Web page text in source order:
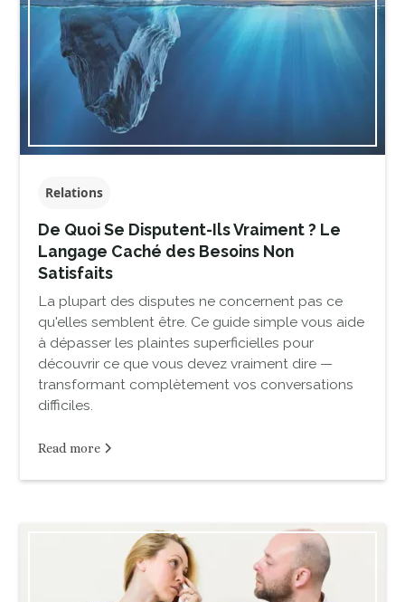
Relations
De Quoi Se Disputent-Ils Vraiment ? Le
Langage Caché des Besoins Non
Satisfaits
La plupart des disputes ne concernent pas ce
qu'elles semblent être. Ce guide simple vous aide
à dépasser les plaintes superficielles pour
découvrir ce que vous devez vraiment dire —
transformant complètement vos conversations
difficiles.
Read more